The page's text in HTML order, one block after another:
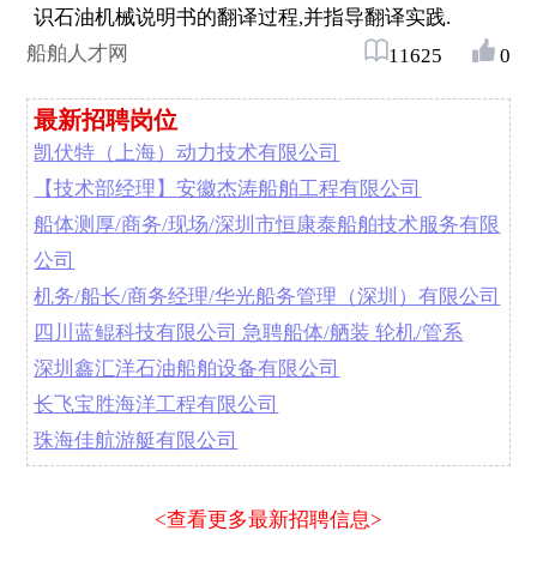
识石油机械说明书的翻译过程,并指导翻译实践.
船舶人才网
11625 0
最新招聘岗位
凯伏特（上海）动力技术有限公司
【技术部经理】安徽杰涛船舶工程有限公司
船体测厚/商务/现场/深圳市恒康泰船舶技术服务有限
公司
机务/船长/商务经理/华光船务管理（深圳）有限公司
四川蓝鲲科技有限公司 急聘船体/舾装 轮机/管系
深圳鑫汇洋石油船舶设备有限公司
长飞宝胜海洋工程有限公司
珠海佳航游艇有限公司
<查看更多最新招聘信息>